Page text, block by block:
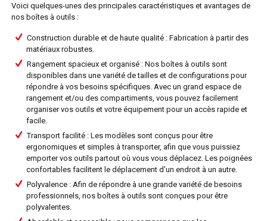
Voici quelques-unes des principales caractéristiques et avantages de
nos boîtes à outils :
Construction durable et de haute qualité : Fabrication à partir des
matériaux robustes.
Rangement spacieux et organisé : Nos boîtes à outils sont
disponibles dans une variété de tailles et de configurations pour
répondre à vos besoins spécifiques. Avec un grand espace de
rangement et/ou des compartiments, vous pouvez facilement
organiser vos outils et votre équipement pour un accès rapide et
facile.
Transport facilité : Les modèles sont conçus pour être
ergonomiques et simples à transporter, afin que vous puissiez
emporter vos outils partout où vous vous déplacez. Les poignées
confortables facilitent le déplacement d’un endroit à un autre.
Polyvalence : Afin de répondre à une grande variété de besoins
professionnels, nos boîtes à outils sont conçues pour être
polyvalentes.